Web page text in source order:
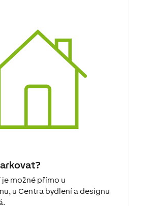
je možné přímo u
u Centra bydlení a designu